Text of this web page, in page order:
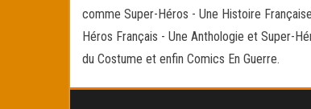
comme Super-Héros - Une Histoire
Héros Français - Une Anthologie et Super-
du Costume et enfin Comics En Guerre.